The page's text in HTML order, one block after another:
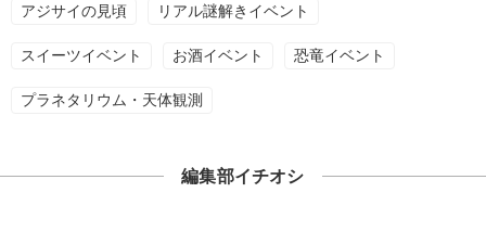
アジサイの見頃 リアル謎解きイベント
スイーツイベント お酒イベント 恐竜イベント
プラネタリウム・天体観測
編集部イチオシ